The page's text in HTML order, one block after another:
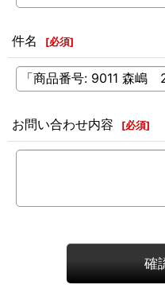
件名 [必須]
お問い合わせ内容 [必須]
確